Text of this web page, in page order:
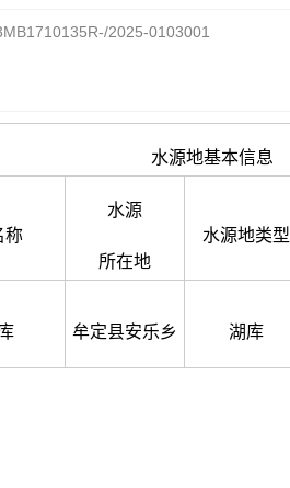
2025-0103001
水源地基本信息
称
水源
所在地
水源地类型
牟定县安乐乡 湖库